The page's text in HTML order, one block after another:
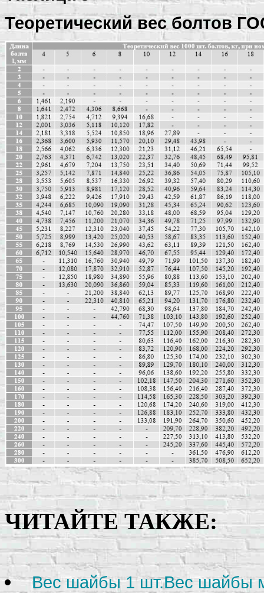
Теоретический вес болтов
ЧИТАЙТЕ ТАКЖЕ:
Вес шайбы 1 шт.Вес шайбы